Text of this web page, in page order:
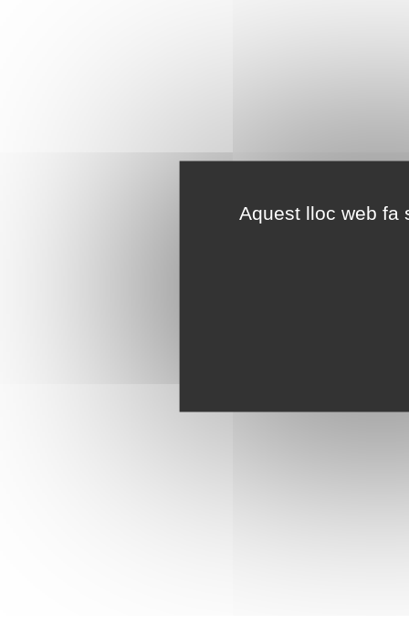
Aquest lloc web fa